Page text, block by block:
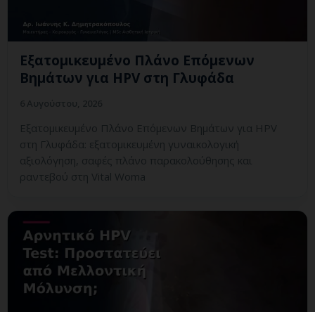
Εξατομικευμένο Πλάνο Επόμενων
Βημάτων για HPV στη Γλυφάδα
Εξατομικευμένο Πλάνο Επόμενων Βημάτων για HPV
στη Γλυφάδα: εξατομικευμένη γυναικολογική
αξιολόγηση, σαφές πλάνο παρακολούθησης και
ραντεβού στη Vital Woma